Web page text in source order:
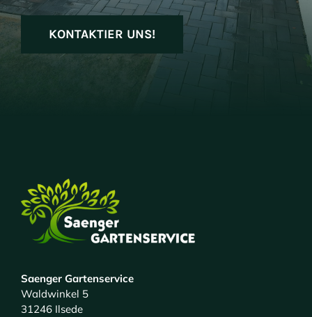
KONTAKTIER UNS!
Saenger Gartenservice
Waldwinkel 5
31246 Ilsede